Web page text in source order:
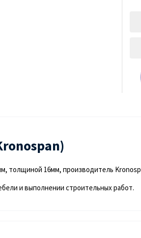
толщиной 16мм, производитель
и выполнении строительных работ.